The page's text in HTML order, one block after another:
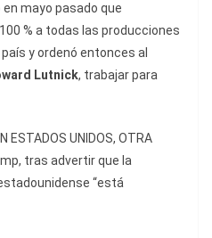
mayo pasado que
% a todas las producciones
y ordenó entonces al
Lutnick, trabajar para
ESTADOS UNIDOS, OTRA
tras advertir que la
“está